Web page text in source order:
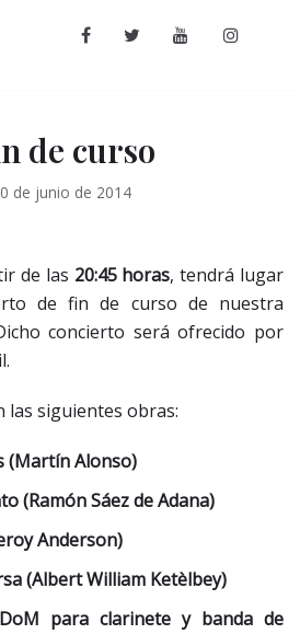
de curso
de junio de 2014
de las 20:45 horas, tendrá lugar
de fin de curso de nuestra
concierto será ofrecido por
las siguientes obras:
(Martín Alonso)
(Ramón Sáez de Adana)
Anderson)
(Albert William Ketèlbey)
para clarinete y banda de